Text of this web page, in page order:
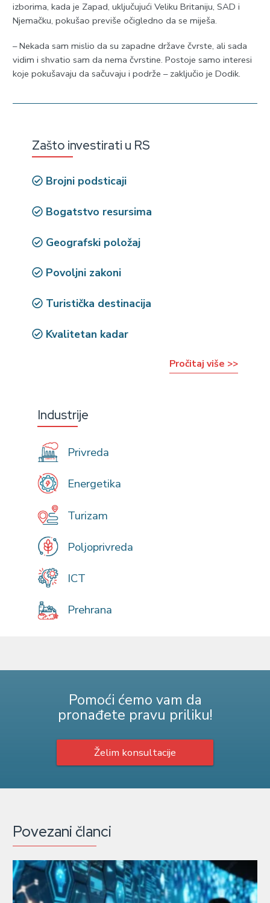
izborima, kada je Zapad, uključujući Veliku Britaniju, SAD i
Njemačku, pokušao previše očigledno da se miješa.
– Nekada sam mislio da su zapadne države čvrste, ali sada
vidim i shvatio sam da nema čvrstine. Postoje samo interesi
koje pokušavaju da sačuvaju i podrže – zaključio je Dodik.
Zašto investirati u RS
Brojni podsticaji
Bogatstvo resursima
Geografski položaj
Povoljni zakoni
Turistička destinacija
Kvalitetan kadar
Pročitaj više >>
Industrije
Privreda
Energetika
Turizam
Poljoprivreda
ICT
Prehrana
Pomoći ćemo vam da
pronađete pravu priliku!
Želim konsultacije
Povezani članci